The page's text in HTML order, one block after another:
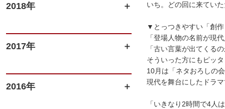
2018年
2017年
2016年
いち。どの回に来てい
▼とっつきやすい「創
「登場人物の名前が現
「古い言葉が出てくる
そういった方にもピッ
10月は「ネタおろしの
現代を舞台にしたドラ
「いきなり2時間で4